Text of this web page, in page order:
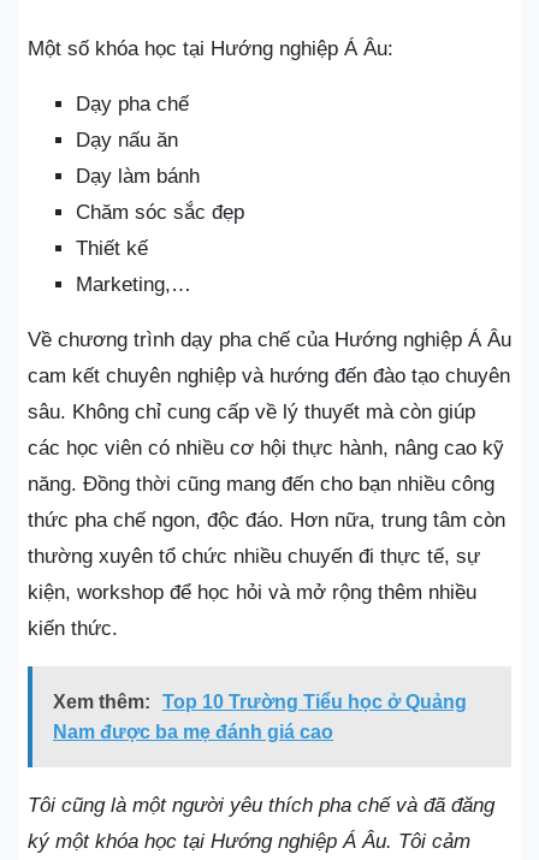
Một số khóa học tại Hướng nghiệp Á Âu:
Dạy pha chế
Dạy nấu ăn
Dạy làm bánh
Chăm sóc sắc đẹp
Thiết kế
Marketing,…
Về chương trình dạy pha chế của Hướng nghiệp Á Âu
cam kết chuyên nghiệp và hướng đến đào tạo chuyên
sâu. Không chỉ cung cấp về lý thuyết mà còn giúp
các học viên có nhiều cơ hội thực hành, nâng cao kỹ
năng. Đồng thời cũng mang đến cho bạn nhiều công
thức pha chế ngon, độc đáo. Hơn nữa, trung tâm còn
thường xuyên tổ chức nhiều chuyến đi thực tế, sự
kiện, workshop để học hỏi và mở rộng thêm nhiều
kiến thức.
Xem thêm:
Top 10 Trường Tiểu học ở Quảng
Nam được ba mẹ đánh giá cao
Tôi cũng là một người yêu thích pha chế và đã đăng
ký một khóa học tại Hướng nghiệp Á Âu. Tôi cảm